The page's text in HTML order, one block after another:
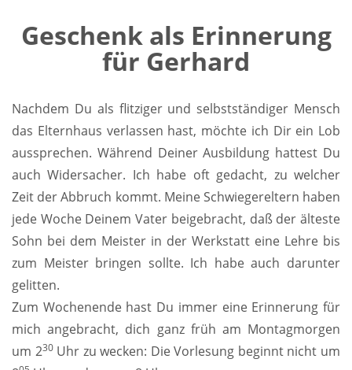
Geschenk als Erinnerung
für Gerhard
Nachdem Du als flitziger und selbstständiger Mensch
das Elternhaus verlassen hast, möchte ich Dir ein Lob
aussprechen. Während Deiner Ausbildung hattest Du
auch Widersacher. Ich habe oft gedacht, zu welcher
Zeit der Abbruch kommt. Meine Schwiegereltern haben
jede Woche Deinem Vater beigebracht, daß der älteste
Sohn bei dem Meister in der Werkstatt eine Lehre bis
zum Meister bringen sollte. Ich habe auch darunter
gelitten.
Zum Wochenende hast Du immer eine Erinnerung für
mich angebracht, dich ganz früh am Montagmorgen
um 230Uhr zu wecken: Die Vorlesung beginnt nicht um